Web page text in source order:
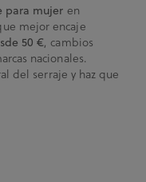
para mujer en
mejor encaje
50 €, cambios
nacionales.
del serraje y haz que